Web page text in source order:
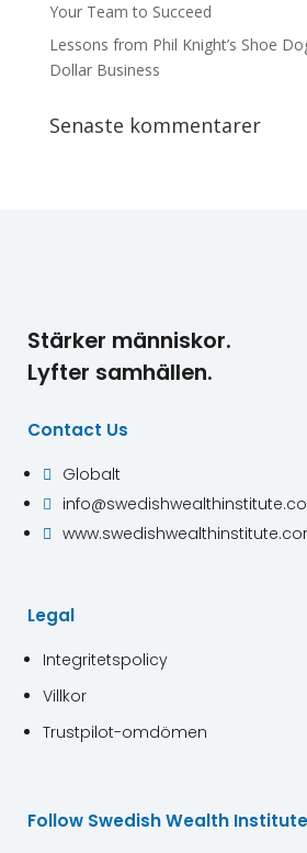
Your Team to Succeed
Lessons from Phil Knight’s Shoe
Dollar Business
Senaste kommentarer
Stärker människor.
Lyfter samhällen.
Contact Us
 Globalt


Legal
Integritetspolicy
Villkor
Trustpilot-omdömen
Follow Swedish Wealth Institute